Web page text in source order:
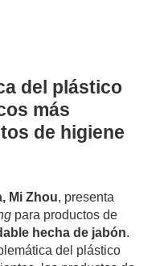
del plástico
más
de higiene
Mi Zhou, presenta
para productos de
hecha de jabón.
del plástico